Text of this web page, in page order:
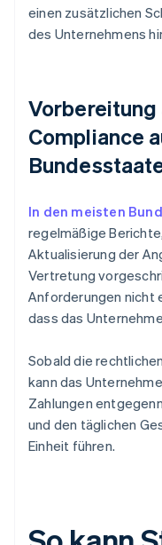
einen zusätzlichen
des Unternehmens
Compliance
In den meisten
regelmäßige
Aktualisierung der
Vertretung
Anforderungen nicht
dass das
Sobald die
kann das
Zahlungen
und den täglichen
Einheit führen.